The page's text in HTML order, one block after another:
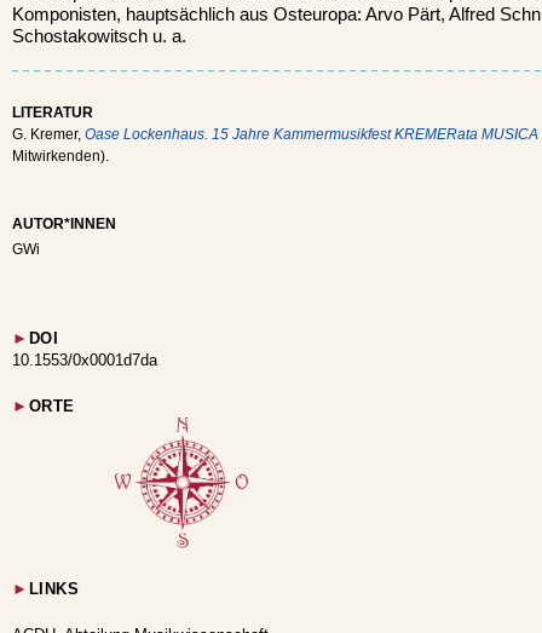
Komponisten, hauptsächlich aus Osteuropa: Arvo Pärt, Alfred
Schostakowitsch u. a.
LITERATUR
G. Kremer, Oase Lockenhaus. 15 Jahre Kammermusikfest KREMERata
Mitwirkenden).
AUTOR*INNEN
GWi
► DOI
10.1553/0x0001d7da
► ORTE
► LINKS